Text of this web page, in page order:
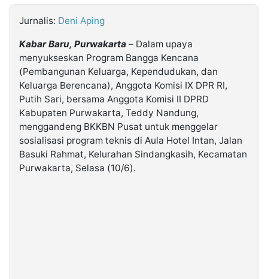
Kabarbaru.co
2026
Jurnalis: Deni Aping
Kabar Baru, Purwakarta – Dalam upaya
menyukseskan Program Bangga Kencana
(Pembangunan Keluarga, Kependudukan, dan
Keluarga Berencana), Anggota Komisi IX DPR RI,
Putih Sari, bersama Anggota Komisi II DPRD
Kabupaten Purwakarta, Teddy Nandung,
menggandeng BKKBN Pusat untuk menggelar
sosialisasi program teknis di Aula Hotel Intan, Jalan
Basuki Rahmat, Kelurahan Sindangkasih, Kecamatan
Purwakarta, Selasa (10/6).